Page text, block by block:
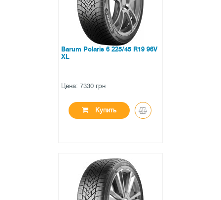
Barum Polaris 6 225/45 R19 96V
XL
Цена: 7330 грн
Купить
нет в наличии
0 отзывов